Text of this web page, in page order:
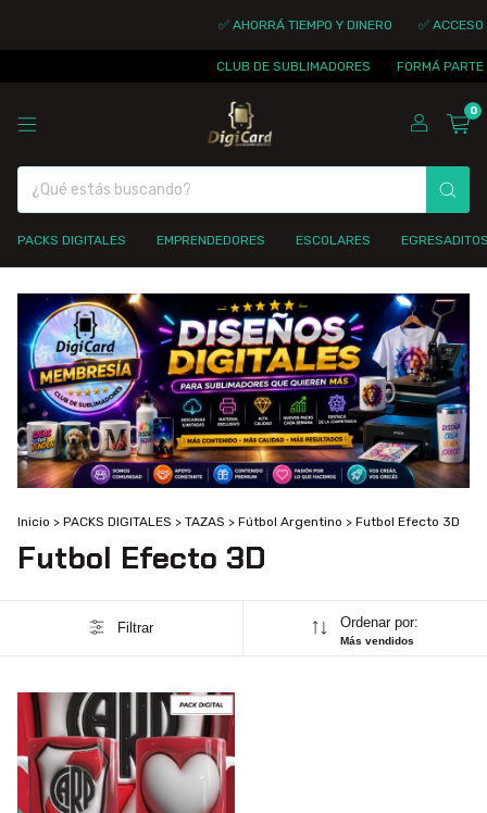
✅ AHORRÁ TIEMPO Y DINERO ✅ ACCESO
CLUB DE SUBLIMADORES FORMÁ PARTE
0
PACKS DIGITALES EMPRENDEDORES ESCOLARES
Inicio > PACKS DIGITALES > TAZAS > Fútbol Argentino > Futbol Efecto 3D
Futbol Efecto 3D
Filtrar Ordenar por:
Más vendidos